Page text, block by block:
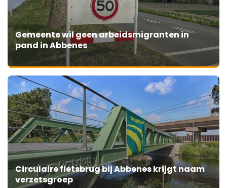
Gemeente wil geen arbeidsmigranten in
pand in Abbenes
Circulaire fietsbrug bij Abbenes krijgt naam
verzetsgroep